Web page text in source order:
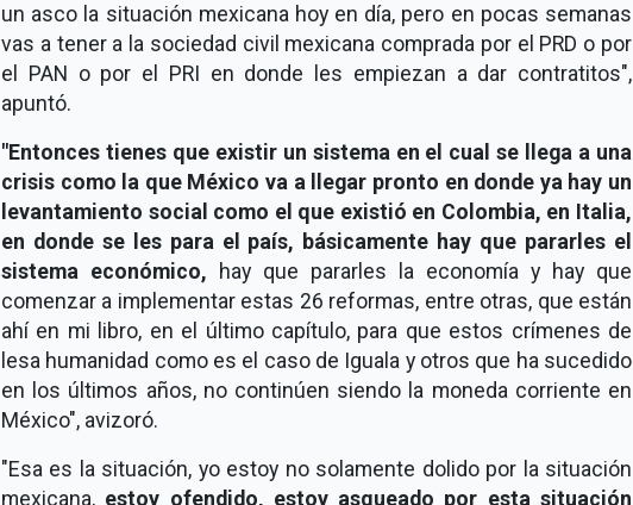
un asco la situación mexicana hoy en día, pero en pocas semanas
vas a tener a la sociedad civil mexicana comprada por el PRD o por
el PAN o por el PRI en donde les empiezan a dar contratitos",
apuntó.
"Entonces tienes que existir un sistema en el cual se llega a una
crisis como la que México va a llegar pronto en donde ya hay un
levantamiento social como el que existió en Colombia, en Italia,
en donde se les para el país, básicamente hay que pararles el
sistema económico, hay que pararles la economía y hay que
comenzar a implementar estas 26 reformas, entre otras, que están
ahí en mi libro, en el último capítulo, para que estos crímenes de
lesa humanidad como es el caso de Iguala y otros que ha sucedido
en los últimos años, no continúen siendo la moneda corriente en
México", avizoró.
"Esa es la situación, yo estoy no solamente dolido por la situación
mexicana, estoy ofendido, estoy asqueado por esta situación